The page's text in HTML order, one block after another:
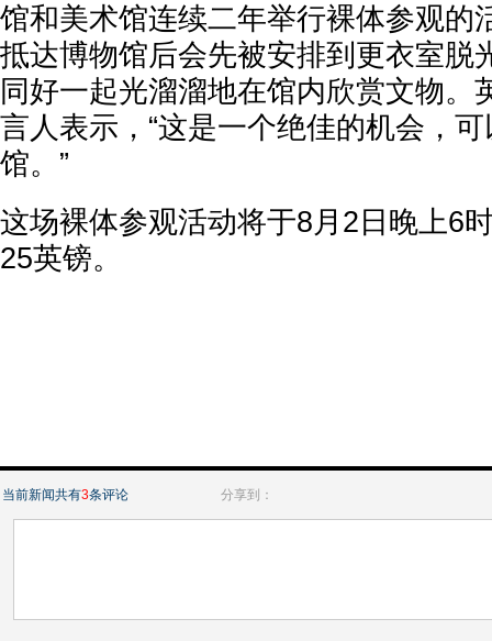
馆和美术馆连续二年举行裸体参观的
抵达博物馆后会先被安排到更衣室脱
同好一起光溜溜地在馆内欣赏文物。
言人表示，“这是一个绝佳的机会，
馆。”
这场裸体参观活动将于8月2日晚上6
25英镑。
当前新闻共有3条评论 分享到：